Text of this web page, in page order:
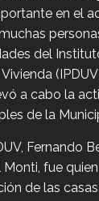
en el
del
a cabo la
de la
Fernando
fue
de las